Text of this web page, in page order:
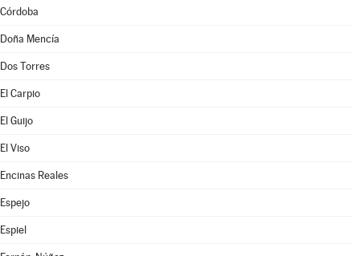
Córdoba
Doña Mencía
Dos Torres
El Carpio
El Guijo
El Viso
Encinas Reales
Espejo
Espiel